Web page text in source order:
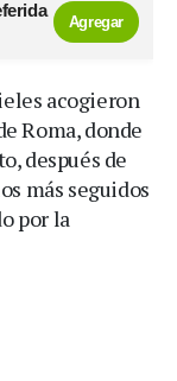
Agregar
acogieron
Roma, donde
después de
más seguidos
por la